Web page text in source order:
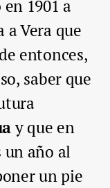
en 1901 a
a Vera que
entonces,
saber que
y que en
un año al
un pie